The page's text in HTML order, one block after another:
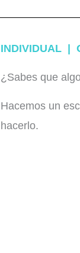
INDIVIDUAL |
¿Sabes que
Hacemos un
hacerlo.